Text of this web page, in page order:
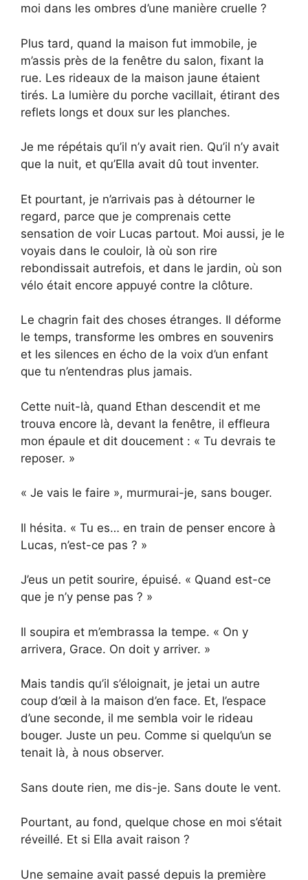
moi dans les ombres d’une manière cruelle ?
Plus tard, quand la maison fut immobile, je
m’assis près de la fenêtre du salon, fixant la
rue. Les rideaux de la maison jaune étaient
tirés. La lumière du porche vacillait, étirant des
reflets longs et doux sur les planches.
Je me répétais qu’il n’y avait rien. Qu’il n’y avait
que la nuit, et qu’Ella avait dû tout inventer.
Et pourtant, je n’arrivais pas à détourner le
regard, parce que je comprenais cette
sensation de voir Lucas partout. Moi aussi, je le
voyais dans le couloir, là où son rire
rebondissait autrefois, et dans le jardin, où son
vélo était encore appuyé contre la clôture.
Le chagrin fait des choses étranges. Il déforme
le temps, transforme les ombres en souvenirs
et les silences en écho de la voix d’un enfant
que tu n’entendras plus jamais.
Cette nuit-là, quand Ethan descendit et me
trouva encore là, devant la fenêtre, il effleura
mon épaule et dit doucement : « Tu devrais te
reposer. »
« Je vais le faire », murmurai-je, sans bouger.
Il hésita. « Tu es… en train de penser encore à
Lucas, n’est-ce pas ? »
J’eus un petit sourire, épuisé. « Quand est-ce
que je n’y pense pas ? »
Il soupira et m’embrassa la tempe. « On y
arrivera, Grace. On doit y arriver. »
Mais tandis qu’il s’éloignait, je jetai un autre
coup d’œil à la maison d’en face. Et, l’espace
d’une seconde, il me sembla voir le rideau
bouger. Juste un peu. Comme si quelqu’un se
tenait là, à nous observer.
Sans doute rien, me dis-je. Sans doute le vent.
Pourtant, au fond, quelque chose en moi s’était
réveillé. Et si Ella avait raison ?
Une semaine avait passé depuis la première